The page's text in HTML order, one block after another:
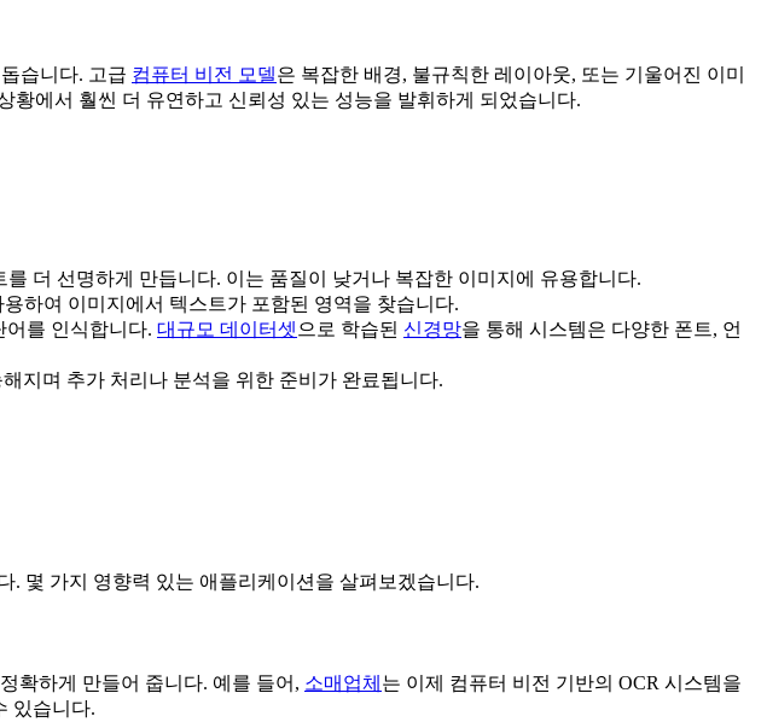
습니다. 고급 컴퓨터 비전 모델은 복잡한 배경, 불규칙한 레이아웃, 또는 기울어진 이미
에서 훨씬 더 유연하고 신뢰성 있는 성능을 발휘하게 되었습니다.
더 선명하게 만듭니다. 이는 품질이 낮거나 복잡한 이미지에 유용합니다.
용하여 이미지에서 텍스트가 포함된 영역을 찾습니다.
어를 인식합니다. 대규모 데이터셋 으로 학습된 신경망을 통해 시스템은 다양한 폰트, 언
지며 추가 처리나 분석을 위한 준비가 완료됩니다.
. 몇 가지 영향력 있는 애플리케이션을 살펴보겠습니다.
확하게 만들어 줍니다. 예를 들어, 소매업체 는 이제 컴퓨터 비전 기반의 OCR 시스템을
있습니다.